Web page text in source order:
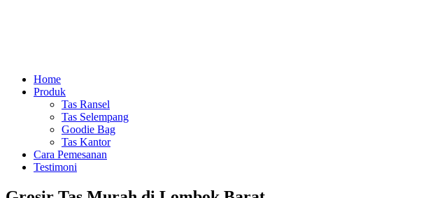
Home
Produk
Tas Ransel
Tas Selempang
Goodie Bag
Tas Kantor
Cara Pemesanan
Testimoni